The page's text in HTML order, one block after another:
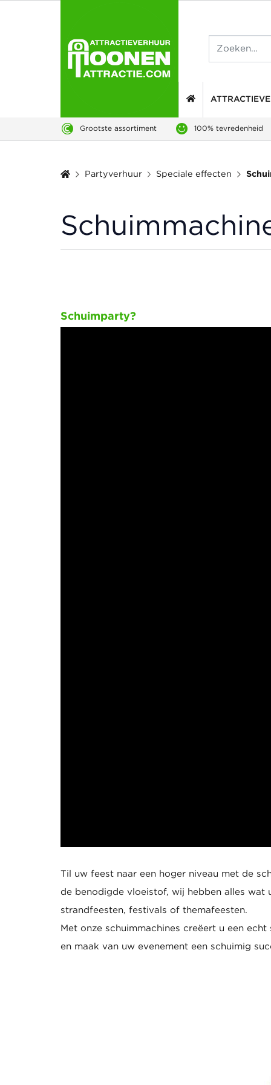
Grootste assortiment 100% tevredenheid
Partyverhuur Speciale effecten
Schuimparty?
Til uw feest naar een hoger niveau met de
de benodigde vloeistof, wij hebben alles wat
strandfeesten, festivals of themafeesten.
Met onze schuimmachines creëert u een
en maak van uw evenement een schuimig